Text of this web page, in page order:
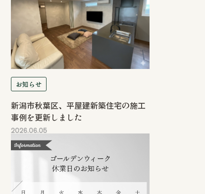
お知らせ
新潟市秋葉区、平屋建新築住宅の施工
事例を更新しました
2026.06.05